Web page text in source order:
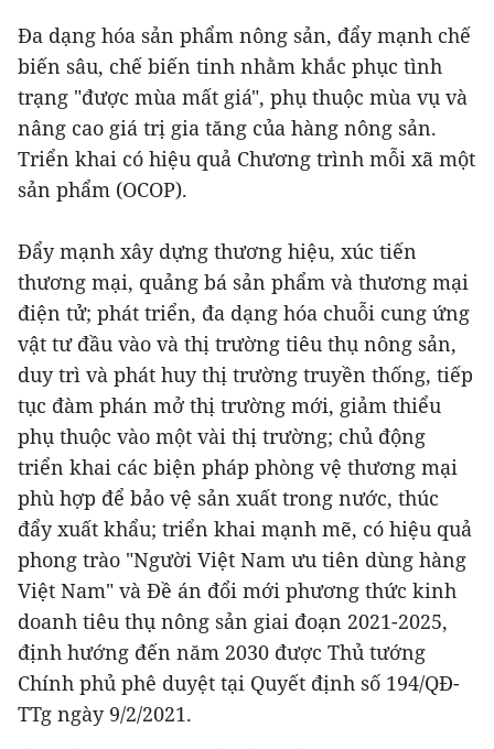
Đa dạng hóa sản phẩm nông sản, đẩy mạnh chế
biến sâu, chế biến tinh nhằm khắc phục tình
trạng "được mùa mất giá", phụ thuộc mùa vụ và
nâng cao giá trị gia tăng của hàng nông sản.
Triển khai có hiệu quả Chương trình mỗi xã một
sản phẩm (OCOP).
Đẩy mạnh xây dựng thương hiệu, xúc tiến
thương mại, quảng bá sản phẩm và thương mại
điện tử; phát triển, đa dạng hóa chuỗi cung ứng
vật tư đầu vào và thị trường tiêu thụ nông sản,
duy trì và phát huy thị trường truyền thống, tiếp
tục đàm phán mở thị trường mới, giảm thiểu
phụ thuộc vào một vài thị trường; chủ động
triển khai các biện pháp phòng vệ thương mại
phù hợp để bảo vệ sản xuất trong nước, thúc
đẩy xuất khẩu; triển khai mạnh mẽ, có hiệu quả
phong trào "Người Việt Nam ưu tiên dùng hàng
Việt Nam" và Đề án đổi mới phương thức kinh
doanh tiêu thụ nông sản giai đoạn 2021-2025,
định hướng đến năm 2030 được Thủ tướng
Chính phủ phê duyệt tại Quyết định số 194/QĐ-
TTg ngày 9/2/2021.